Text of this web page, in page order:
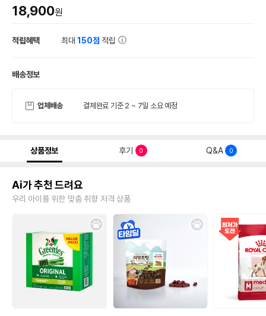
18,900원
적립혜택 최대150점 적립
배송정보
업체배송 결제완료 기준 2 ~ 7일 소요 예정
상품정보 후기 0 Q&A 0
Ai가 추천 드려요
우리 아이를 위한 맞춤 취향 저격 상품